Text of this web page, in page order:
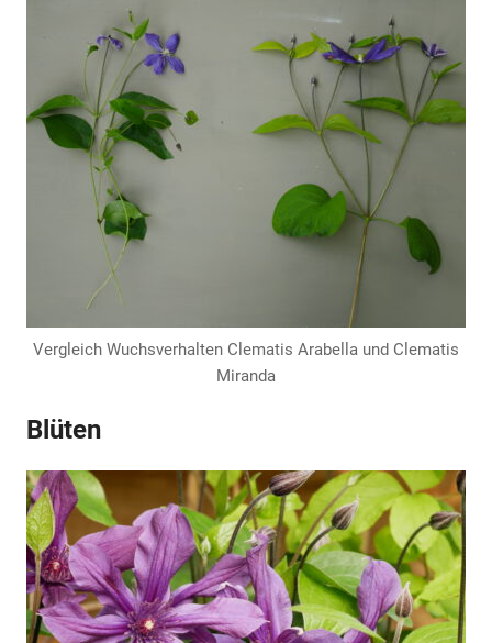
Vergleich Wuchsverhalten Clematis Arabella und Clematis
Miranda
Blüten